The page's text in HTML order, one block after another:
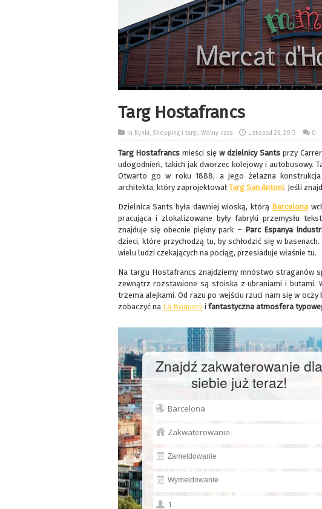
Targ Hostafrancs
in Rynki, Shopping i targi, Wolny czas Listopad 26, 2013 0
Targ Hostafrancs mieści się w dzielnicy Sants przy
udogodnień, takich jak dworzec kolejowy i autobusowy.
Otwarto go w roku 1888, a jego żelazna
architekta, który zaprojektował Targ San Antoni. Jeśli
Dzielnica Sants była dawniej wioską, którą Barcelona
pracująca i zlokalizowane były fabryki przemysłu
znajduje się obecnie piękny park – Parc Espanya
dzieci, które przychodzą tu, by schłodzić się w
wielu ludzi czekających na pociąg, przesiaduje właśnie tu.
Na targu Hostafrancs znajdziemy mnóstwo straganów
zewnątrz rozstawione są stoiska z ubraniami i butami.
trzema alejkami. Od razu po wejściu rzuci nam się w
zobaczyć na La Boquerii i fantastyczna atmosfera
Znajdź zakwaterowanie dla
siebie już teraz!